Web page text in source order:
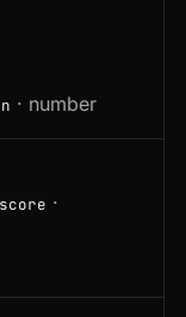
· number
·